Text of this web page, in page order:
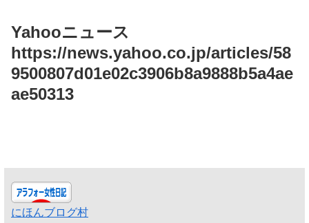
Yahooニュース
https://news.yahoo.co.jp/articles/58
9500807d01e02c3906b8a9888b5a4ae
ae50313
にほんブログ村